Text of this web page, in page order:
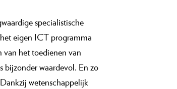
specialistische
eigen ICT programma
van het toedienen van
bijzonder waardevol. En zo
wetenschappelijk